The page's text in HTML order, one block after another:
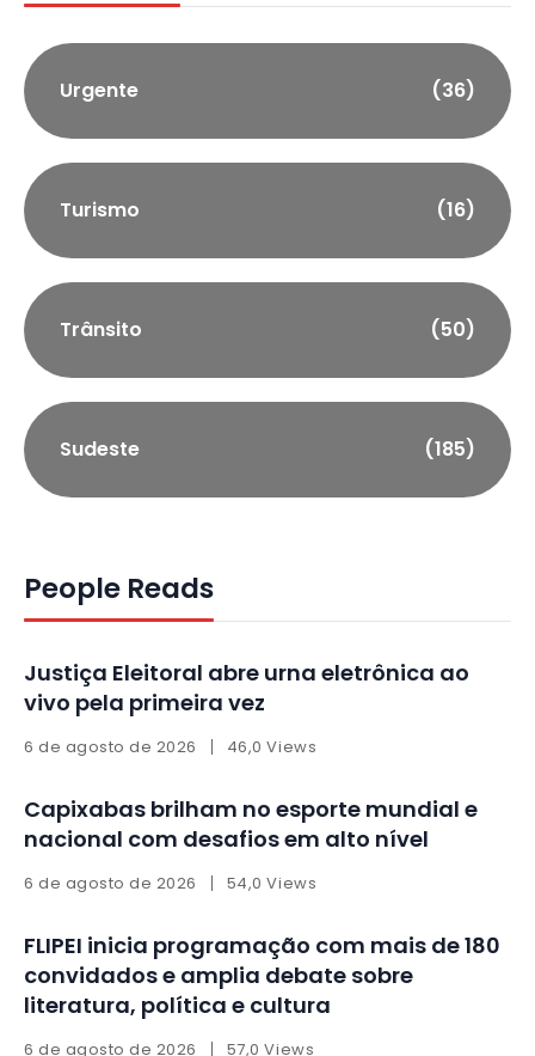
Urgente (36)
Turismo (16)
Trânsito (50)
Sudeste (185)
People Reads
Justiça Eleitoral abre urna eletrônica ao
vivo pela primeira vez
6 de agosto de 2026 46,0 Views
Capixabas brilham no esporte mundial e
nacional com desafios em alto nível
6 de agosto de 2026 54,0 Views
FLIPEI inicia programação com mais de 180
convidados e amplia debate sobre
literatura, política e cultura
6 de agosto de 2026 57,0 Views